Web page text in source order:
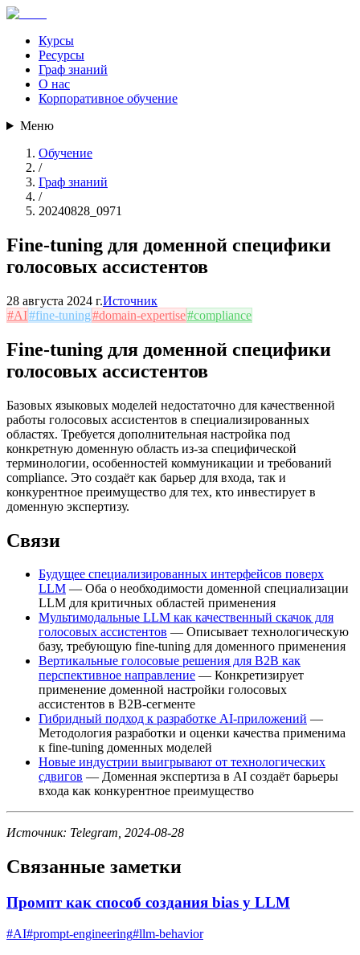
Курсы
Ресурсы
Граф знаний
О нас
Корпоративное обучение
Меню
Обучение
/
Граф знаний
/
20240828_0971
Fine-tuning для доменной специфики
голосовых ассистентов
28 августа 2024 г.Источник
#AI#fine-tuning#domain-expertise#compliance
Fine-tuning для доменной специфики
голосовых ассистентов
Базовых языковых моделей недостаточно для качественной
работы голосовых ассистентов в специализированных
областях. Требуется дополнительная настройка под
конкретную доменную область из-за специфической
терминологии, особенностей коммуникации и требований
compliance. Это создаёт как барьер для входа, так и
конкурентное преимущество для тех, кто инвестирует в
доменную экспертизу.
Связи
Будущее специализированных интерфейсов поверх
LLM — Оба о необходимости доменной специализации
LLM для критичных областей применения
Мультимодальные LLM как качественный скачок для
голосовых ассистентов — Описывает технологическую
базу, требующую fine-tuning для доменного применения
Вертикальные голосовые решения для B2B как
перспективное направление — Конкретизирует
применение доменной настройки голосовых
ассистентов в B2B-сегменте
Гибридный подход к разработке AI-приложений —
Методология разработки и оценки качества применима
к fine-tuning доменных моделей
Новые индустрии выигрывают от технологических
сдвигов — Доменная экспертиза в AI создаёт барьеры
входа как конкурентное преимущество
Источник: Telegram, 2024-08-28
Связанные заметки
Промпт как способ создания bias у LLM
#AI#prompt-engineering#llm-behavior